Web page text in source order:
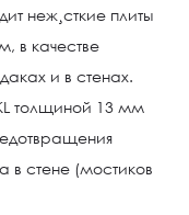
неж¸сткие плиты
в качестве
и в стенах.
толщиной 13 мм
в стене (мостиков